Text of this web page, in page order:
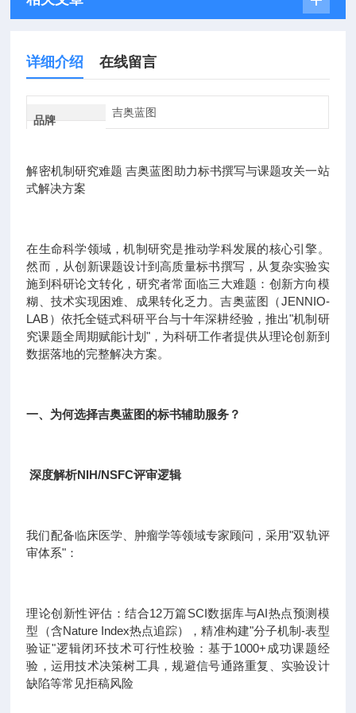
详细介绍 在线留言
品牌
吉奥蓝图
解密机制研究难题 吉奥蓝图助力标书撰写与课题攻关一站
式解决方案
在生命科学领域，机制研究是推动学科发展的核心引擎。
然而，从创新课题设计到高质量标书撰写，从复杂实验实
施到科研论文转化，研究者常面临三大难题：创新方向模
糊、技术实现困难、成果转化乏力。吉奥蓝图（JENNIO-
LAB）依托全链式科研平台与十年深耕经验，推出"机制研
究课题全周期赋能计划"，为科研工作者提供从理论创新到
数据落地的完整解决方案。
一、为何选择吉奥蓝图的标书辅助服务？
深度解析NIH/NSFC评审逻辑
我们配备临床医学、肿瘤学等领域专家顾问，采用"双轨评
审体系"：
理论创新性评估：结合12万篇SCI数据库与AI热点预测模
型（含Nature Index热点追踪），精准构建"分子机制-表型
验证"逻辑闭环技术可行性校验：基于1000+成功课题经
验，运用技术决策树工具，规避信号通路重复、实验设计
缺陷等常见拒稿风险